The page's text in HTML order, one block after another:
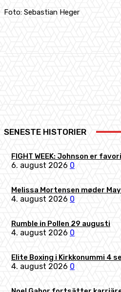
Foto: Sebastian Heger
SENESTE HISTORIER
FIGHT WEEK: Johnson er
6. august 2026 0
Melissa Mortensen møder
4. august 2026 0
Rumble in Pollen 29 augusti
4. august 2026 0
Elite Boxing i Kirkkonummi 4
4. august 2026 0